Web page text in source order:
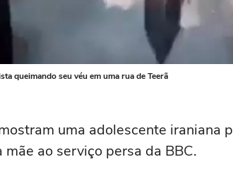
queimando seu véu em uma rua de Teerã
uma adolescente iraniana
ao serviço persa da BBC.